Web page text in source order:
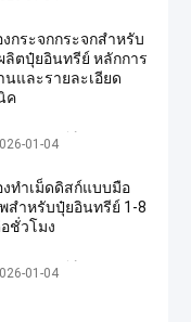
งกระจกกระจกสําหรับ
ลิตปุ๋ยอินทรีย์ หลักการ
นและรายละเอียด
ค
บดปุ๋ยอินทรีย์
01-04
งทำเม็ดดิสก์แบบมือ
สำหรับปุ๋ยอินทรีย์ 1-8
ชั่วโมง
บดปุ๋ยอินทรีย์
01-04